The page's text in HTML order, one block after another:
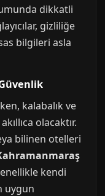
dikkatli
gizliliğe
bilgileri asla
kalabalık ve
olacaktır.
bilinen otelleri
kendi
uygun